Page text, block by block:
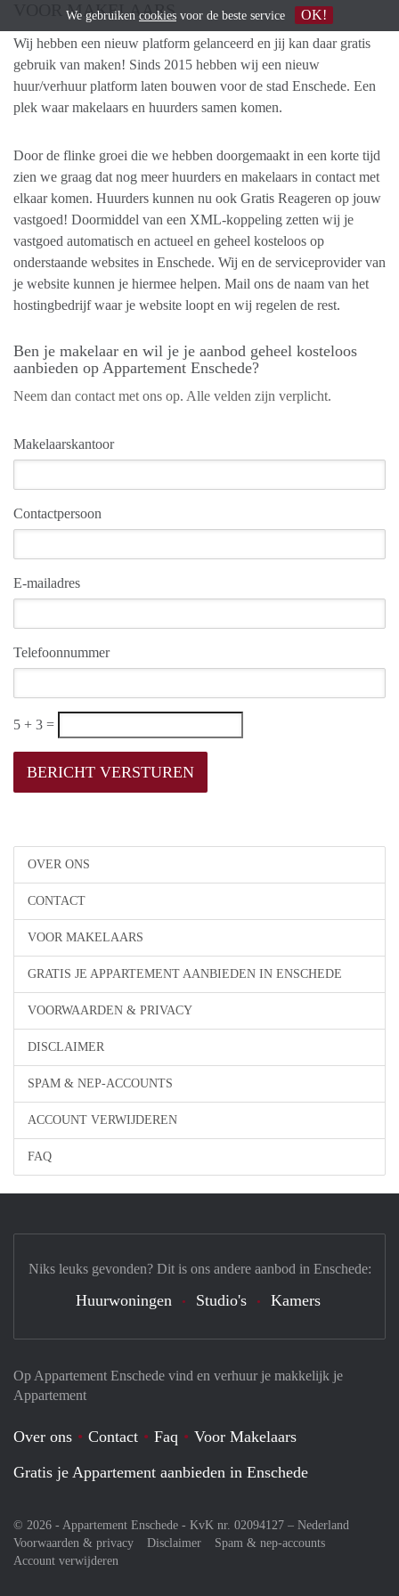
OVER ONS
CONTACT
VOOR MAKELAARS
GRATIS JE APPARTEMENT AANBIEDEN IN ENSCHEDE
VOORWAARDEN & PRIVACY
DISCLAIMER
SPAM & NEP-ACCOUNTS
ACCOUNT VERWIJDEREN
FAQ
VOOR MAKELAARS
Wij hebben een nieuw platform gelanceerd en jij kan daar gratis
gebruik van maken! Sinds 2015 hebben wij een nieuw
huur/verhuur platform laten bouwen voor de stad Enschede. Een
plek waar makelaars en huurders samen komen.
Door de flinke groei die we hebben doorgemaakt in een korte tijd
zien we graag dat nog meer huurders en makelaars in contact met
elkaar komen. Huurders kunnen nu ook Gratis Reageren op jouw
vastgoed! Doormiddel van een XML-koppeling zetten wij je
vastgoed automatisch en actueel en geheel kosteloos op
onderstaande websites in Enschede. Wij en de serviceprovider van
je website kunnen je hiermee helpen. Mail ons de naam van het
hostingbedrijf waar je website loopt en wij regelen de rest.
Ben je makelaar en wil je je aanbod geheel kosteloos
aanbieden op Appartement Enschede?
Neem dan contact met ons op. Alle velden zijn verplicht.
Makelaarskantoor
Contactpersoon
E-mailadres
Telefoonnummer
5 + 3 =
Op Appartement Enschede vind en verhuur je makkelijk je
Appartement
Over ons Contact Faq
Voor Makelaars
Gratis je Appartement aanbieden in Enschede
© 2026 - Appartement Enschede - KvK nr. 02094127 – Nederland
Voorwaarden & privacy
Disclaimer
Spam & nep-accounts
Account verwijderen
Niks leuks gevonden? Dit is ons andere aanbod in Enschede:
Huurwoningen Studio's Kamers
We gebruiken cookies voor de beste service OK!